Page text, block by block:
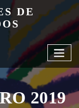
DE
2019